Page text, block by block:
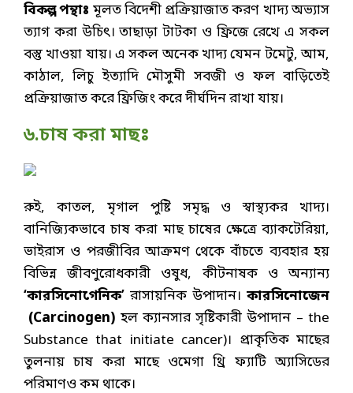
বিকল্প পন্থাঃ মূলত বিদেশী প্রক্রিয়াজাত করণ খাদ্য অভ্যাস
ত্যাগ করা উচিৎ। তাছাড়া টাটকা ও ফ্রিজে রেখে এ সকল
বস্তু খাওয়া যায়। এ সকল অনেক খাদ্য যেমন টমেটু, আম,
কাঠাল, লিচু ইত্যাদি মৌসুমী সবজী ও ফল বাড়িতেই
প্রক্রিয়াজাত করে ফ্রিজিং করে দীর্ঘদিন রাখা যায়।
৬.চাষ করা মাছঃ
রুই, কাতল, মৃগাল পুষ্টি সমৃদ্ধ ও স্বাস্থ্যকর খাদ্য।
বানিজ্যিকভাবে চাষ করা মাছ চাষের ক্ষেত্রে ব্যাকটেরিয়া,
ভাইরাস ও পরজীবির আক্রমণ থেকে বাঁচতে ব্যবহার হয়
বিভিন্ন জীবণুরোধকারী ওষুধ, কীটনাষক ও অন্যান্য
‘কারসিনোগেনিক’ রাসায়নিক উপাদান। কারসিনোজেন
(Carcinogen) হল ক্যানসার সৃষ্টিকারী উপাদান – the
Substance that initiate cancer)। প্রাকৃতিক মাছের
তুলনায় চাষ করা মাছে ওমেগা থ্রি ফ্যাটি অ্যাসিডের
পরিমাণও কম থাকে।